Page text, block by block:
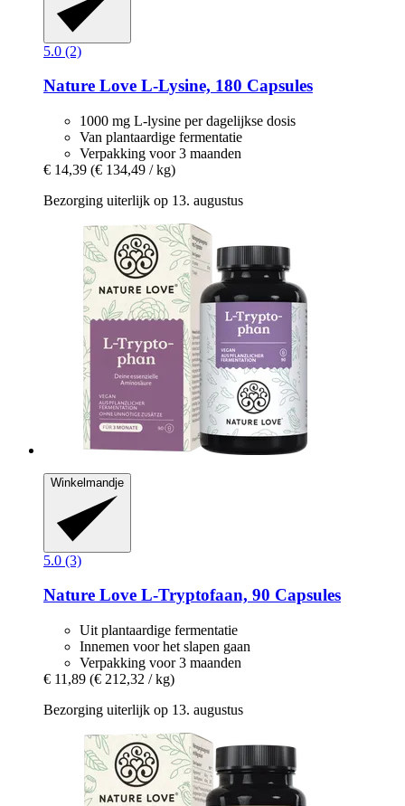
5.0 (2)
Nature Love L-​Lysine, 180 Capsules
1000 mg L-lysine per dagelijkse dosis
Van plantaardige fermentatie
Verpakking voor 3 maanden
€ 14,39 (€ 134,49 / kg)
Bezorging uiterlijk op 13. augustus
Winkelmandje
5.0 (3)
Nature Love L-​Tryptofaan, 90 Capsules
Uit plantaardige fermentatie
Innemen voor het slapen gaan
Verpakking voor 3 maanden
€ 11,89 (€ 212,32 / kg)
Bezorging uiterlijk op 13. augustus